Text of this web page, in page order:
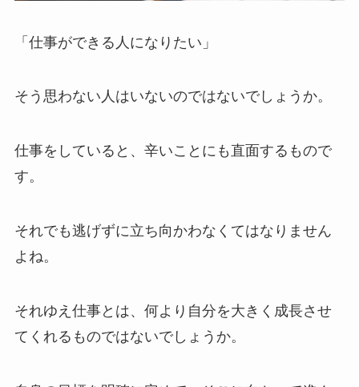
「仕事ができる人になりたい」
そう思わない人はいないのではないでしょうか。
仕事をしていると、辛いことにも直面するもので
す。
それでも逃げずに立ち向かわなくてはなりません
よね。
それゆえ仕事とは、何より自分を大きく成長させ
てくれるものではないでしょうか。